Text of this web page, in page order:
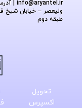
info@aryantel.ir
|
طبقه دوم
تحویل
اکسپرس